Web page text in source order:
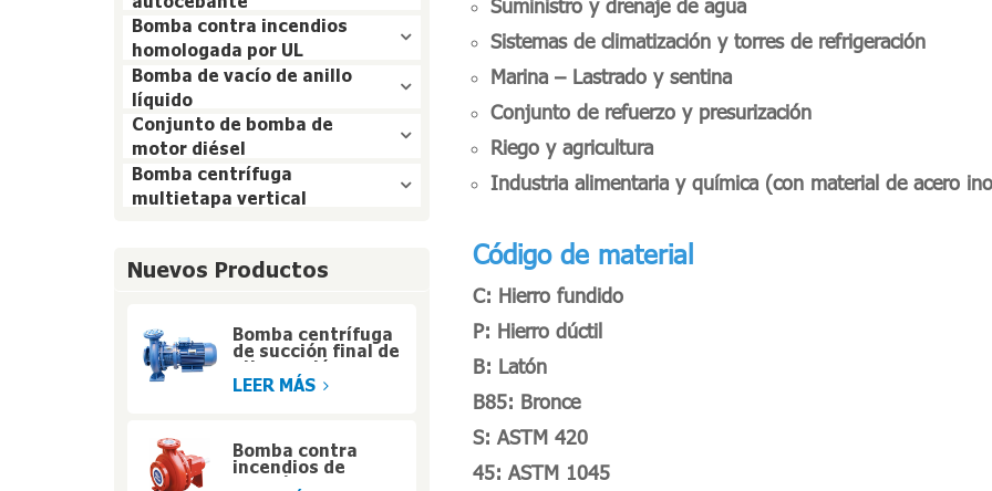
Bomba contra incendios
homologada por UL
Bomba de vacío de anillo
líquido
Conjunto de bomba de
motor diésel
Bomba centrífuga
multietapa vertical
Nuevos Productos
Bomba centrífuga
de succión final de
alta presión y
acoplamiento
LEER MÁS
Bomba contra
incendios de
succión final de
Suministro y drenaje de agua
Sistemas de climatización y torres de refrigeración
Marina – Lastrado y sentina
Conjunto de refuerzo y presurización
Riego y agricultura
Industria alimentaria y química (con material de acero
Código de material
C: Hierro fundido
P: Hierro dúctil
B: Latón
B85: Bronce
S: ASTM 420
45: ASTM 1045